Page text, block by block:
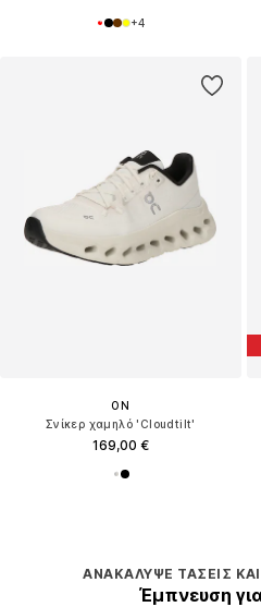
+4
ON
Σνίκερ χαμηλό 'Cloudtilt'
169,00 €
ΑΝΑΚΆΛΥΨΕ ΤΆΣΕΙΣ ΚΑΙ
Έμπνευση